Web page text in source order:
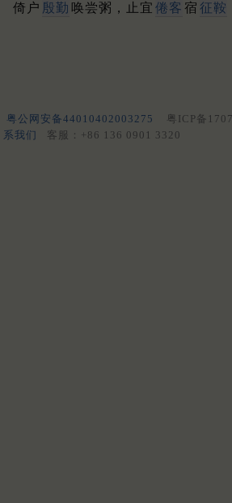
倚户 殷勤 唤尝粥，止宜 倦客 宿 征鞍
粤公网安备44010402003275 粤ICP备
系我们
客服：+86 136 0901 3320